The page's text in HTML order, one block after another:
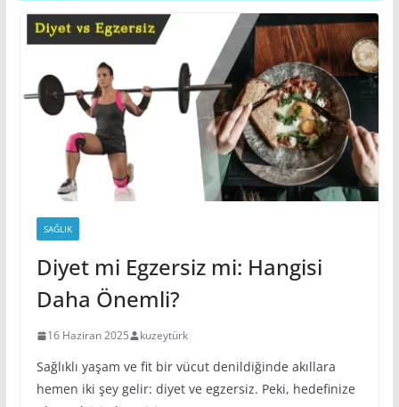
SAĞLIK
Diyet mi Egzersiz mi: Hangisi
Daha Önemli?
16 Haziran 2025 kuzeytürk
Sağlıklı yaşam ve fit bir vücut denildiğinde akıllara
hemen iki şey gelir: diyet ve egzersiz. Peki, hedefinize